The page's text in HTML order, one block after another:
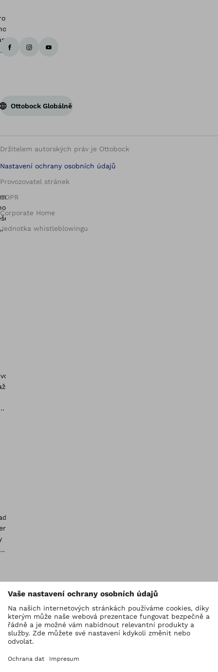
Ottobock Globálně
Držitelem autorských práv je Ottobock
Nastavení ochrany osobních údajů
Provozovatel stránek
GDPR
Corporate Home
Jednotka whistleblowingu